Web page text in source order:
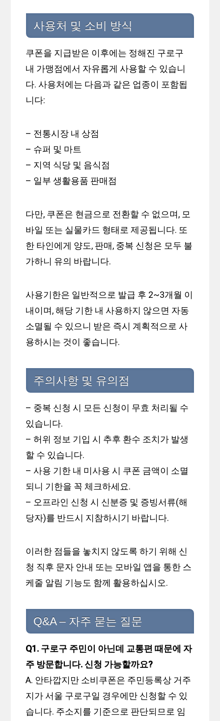
사용처 및 소비 방식
쿠폰을 지급받은 이후에는 정해진 구로구
내 가맹점에서 자유롭게 사용할 수 있습니
다. 사용처에는 다음과 같은 업종이 포함됩
니다:
– 전통시장 내 상점
– 슈퍼 및 마트
– 지역 식당 및 음식점
– 일부 생활용품 판매점
다만, 쿠폰은 현금으로 전환할 수 없으며, 모
바일 또는 실물카드 형태로 제공됩니다. 또
한 타인에게 양도, 판매, 중복 신청은 모두 불
가하니 유의 바랍니다.
사용기한은 일반적으로 발급 후 2~3개월 이
내이며, 해당 기한 내 사용하지 않으면 자동
소멸될 수 있으니 받은 즉시 계획적으로 사
용하시는 것이 좋습니다.
주의사항 및 유의점
– 중복 신청 시 모든 신청이 무효 처리될 수
있습니다.
– 허위 정보 기입 시 추후 환수 조치가 발생
할 수 있습니다.
– 사용 기한 내 미사용 시 쿠폰 금액이 소멸
되니 기한을 꼭 체크하세요.
– 오프라인 신청 시 신분증 및 증빙서류(해
당자)를 반드시 지참하시기 바랍니다.
이러한 점들을 놓치지 않도록 하기 위해 신
청 직후 문자 안내 또는 모바일 앱을 통한 스
케줄 알림 기능도 함께 활용하십시오.
Q&A – 자주 묻는 질문
Q1. 구로구 주민이 아닌데 교통편 때문에 자
주 방문합니다. 신청 가능할까요?
A. 안타깝지만 소비쿠폰은 주민등록상 거주
지가 서울 구로구일 경우에만 신청할 수 있
습니다. 주소지를 기준으로 판단되므로 임